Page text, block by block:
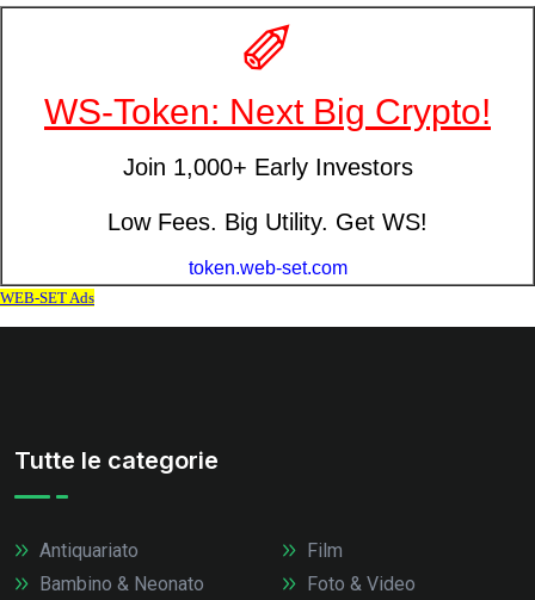
Tutte le categorie
Antiquariato
Bambino & Neonato
Film
Foto & Video